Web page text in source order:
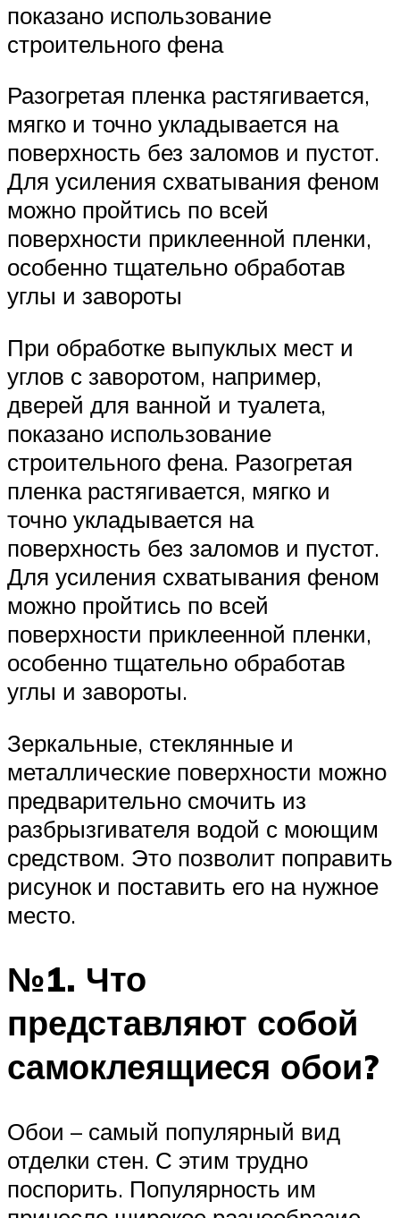
показано использование
строительного фена
Разогретая пленка растягивается,
мягко и точно укладывается на
поверхность без заломов и пустот.
Для усиления схватывания феном
можно пройтись по всей
поверхности приклеенной пленки,
особенно тщательно обработав
углы и завороты
При обработке выпуклых мест и
углов с заворотом, например,
дверей для ванной и туалета,
показано использование
строительного фена. Разогретая
пленка растягивается, мягко и
точно укладывается на
поверхность без заломов и пустот.
Для усиления схватывания феном
можно пройтись по всей
поверхности приклеенной пленки,
особенно тщательно обработав
углы и завороты.
Зеркальные, стеклянные и
металлические поверхности можно
предварительно смочить из
разбрызгивателя водой с моющим
средством. Это позволит поправить
рисунок и поставить его на нужное
место.
№1. Что
представляют собой
самоклеящиеся обои?
Обои – самый популярный вид
отделки стен. С этим трудно
поспорить. Популярность им